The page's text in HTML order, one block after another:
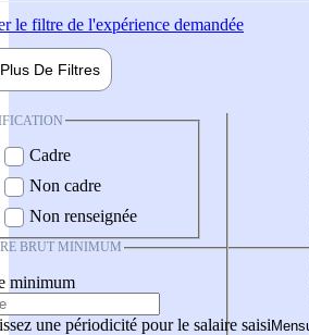
le filtre de l'expérience demandée
Plus De Filtres
Cadre
Non cadre
Non renseignée
BRUT MINIMUM
minimum
une périodicité pour le salaire saisi